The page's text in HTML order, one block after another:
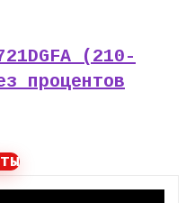
(210-
процентов